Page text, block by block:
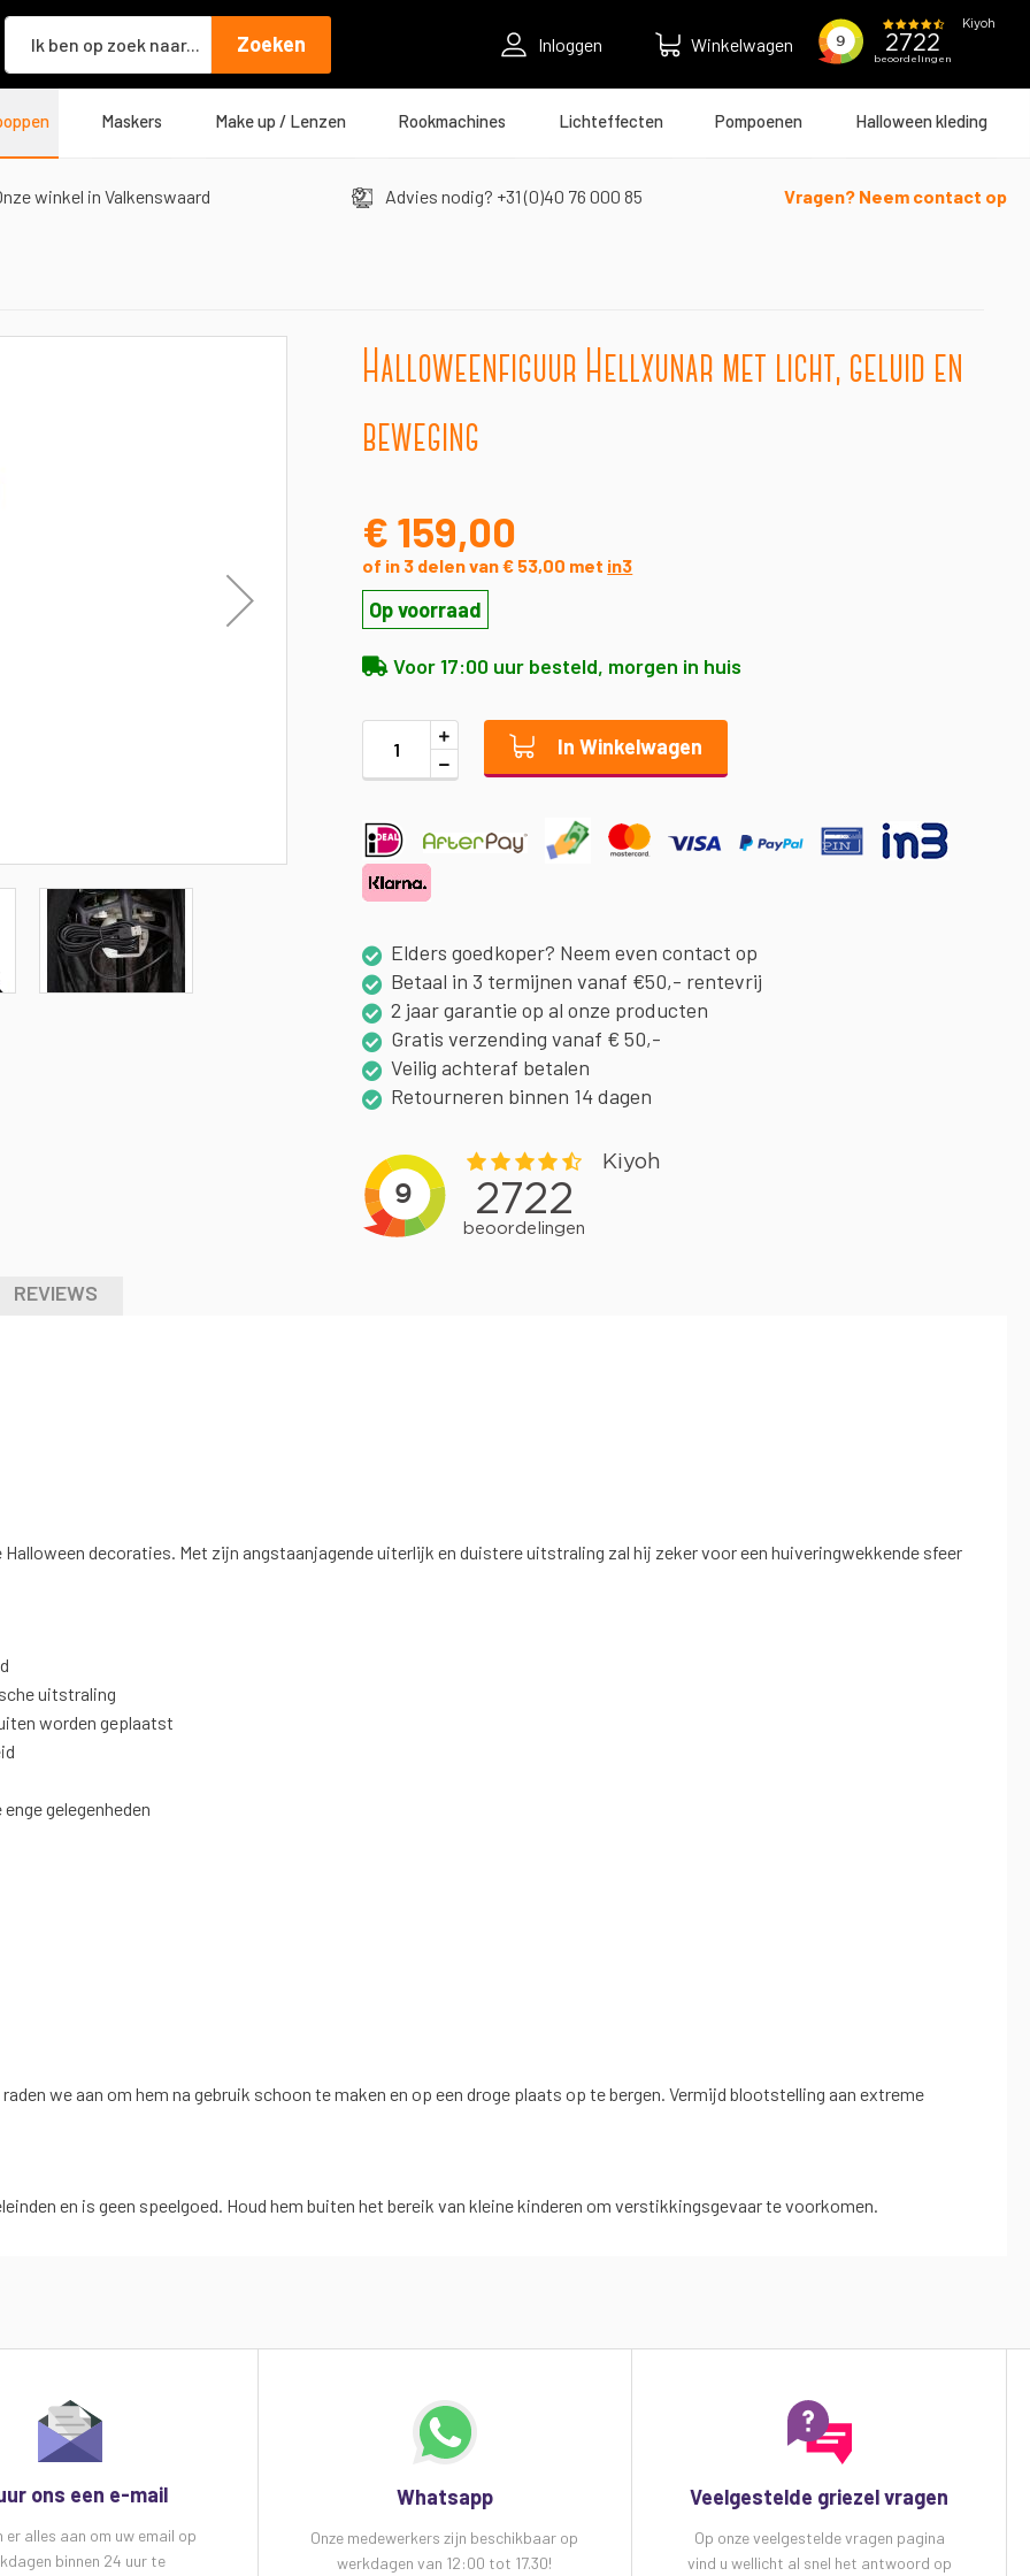
Zoeken Inloggen Winkelwagen
Maskers Make up / Lenzen Rookmachines Lichteffecten Pompoenen Halloween kleding
winkel in Valkenswaard Advies nodig? +31 (0)40 76 000 85 Vragen? Neem contact op
Halloweenfiguur Hellxunar met licht, geluid en
beweging
€ 159,00
of in 3 delen van € 53,00 met in3
Op voorraad
Voor 17:00 uur besteld, morgen in huis
In Winkelwagen
Elders goedkoper? Neem even contact op
Betaal in 3 termijnen vanaf €50,- rentevrij
2 jaar garantie op al onze producten
Gratis verzending vanaf € 50,-
Veilig achteraf betalen
Retourneren binnen 14 dagen
decoraties. Met zijn angstaanjagende uiterlijk en duistere uitstraling zal hij zeker voor een huiveringwekkende sfeer
uitstraling
worden geplaatst
gelegenheden
we aan om hem na gebruik schoon te maken en op een droge plaats op te bergen. Vermijd blootstelling aan extreme
en is geen speelgoed. Houd hem buiten het bereik van kleine kinderen om verstikkingsgevaar te voorkomen.
REVIEWS
ons een e-mail
er alles aan om uw email op
binnen 24 uur te
Whatsapp
Onze medewerkers zijn beschikbaar op
werkdagen van 12:00 tot 17.30!
Veelgestelde griezel vragen
Op onze veelgestelde vragen pagina
vind u wellicht al snel het antwoord op